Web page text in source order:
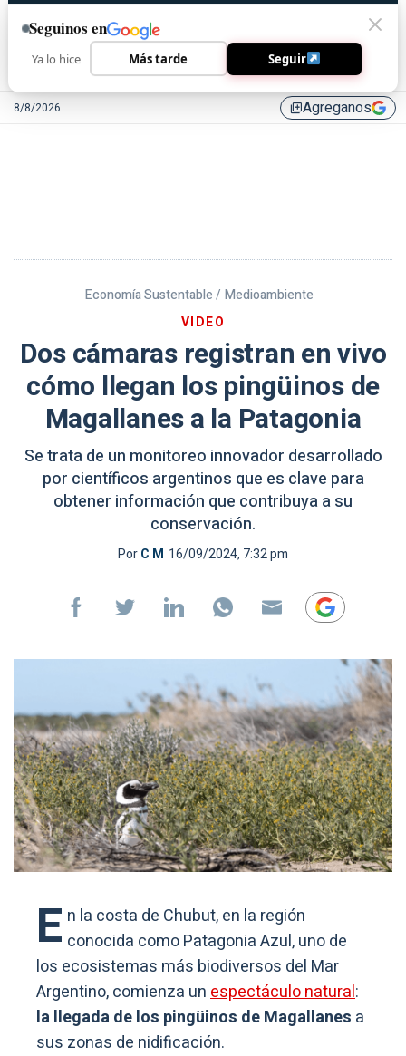
8/8/2026 library_addAgreganos
Economía Sustentable / Medioambiente
VIDEO
Dos cámaras registran en vivo
cómo llegan los pingüinos de
Magallanes a la Patagonia
Se trata de un monitoreo innovador desarrollado
por científicos argentinos que es clave para
obtener información que contribuya a su
conservación.
PorC M 16/09/2024, 7:32 pm
E n la costa de Chubut, en la región
conocida como Patagonia Azul, uno de
los ecosistemas más biodiversos del Mar
Argentino, comienza unespectáculo natural:
la llegada de los pingüinos de Magallanes a
sus zonas de nidificación.
Seguinos en
Ya lo hice Más tarde Seguir